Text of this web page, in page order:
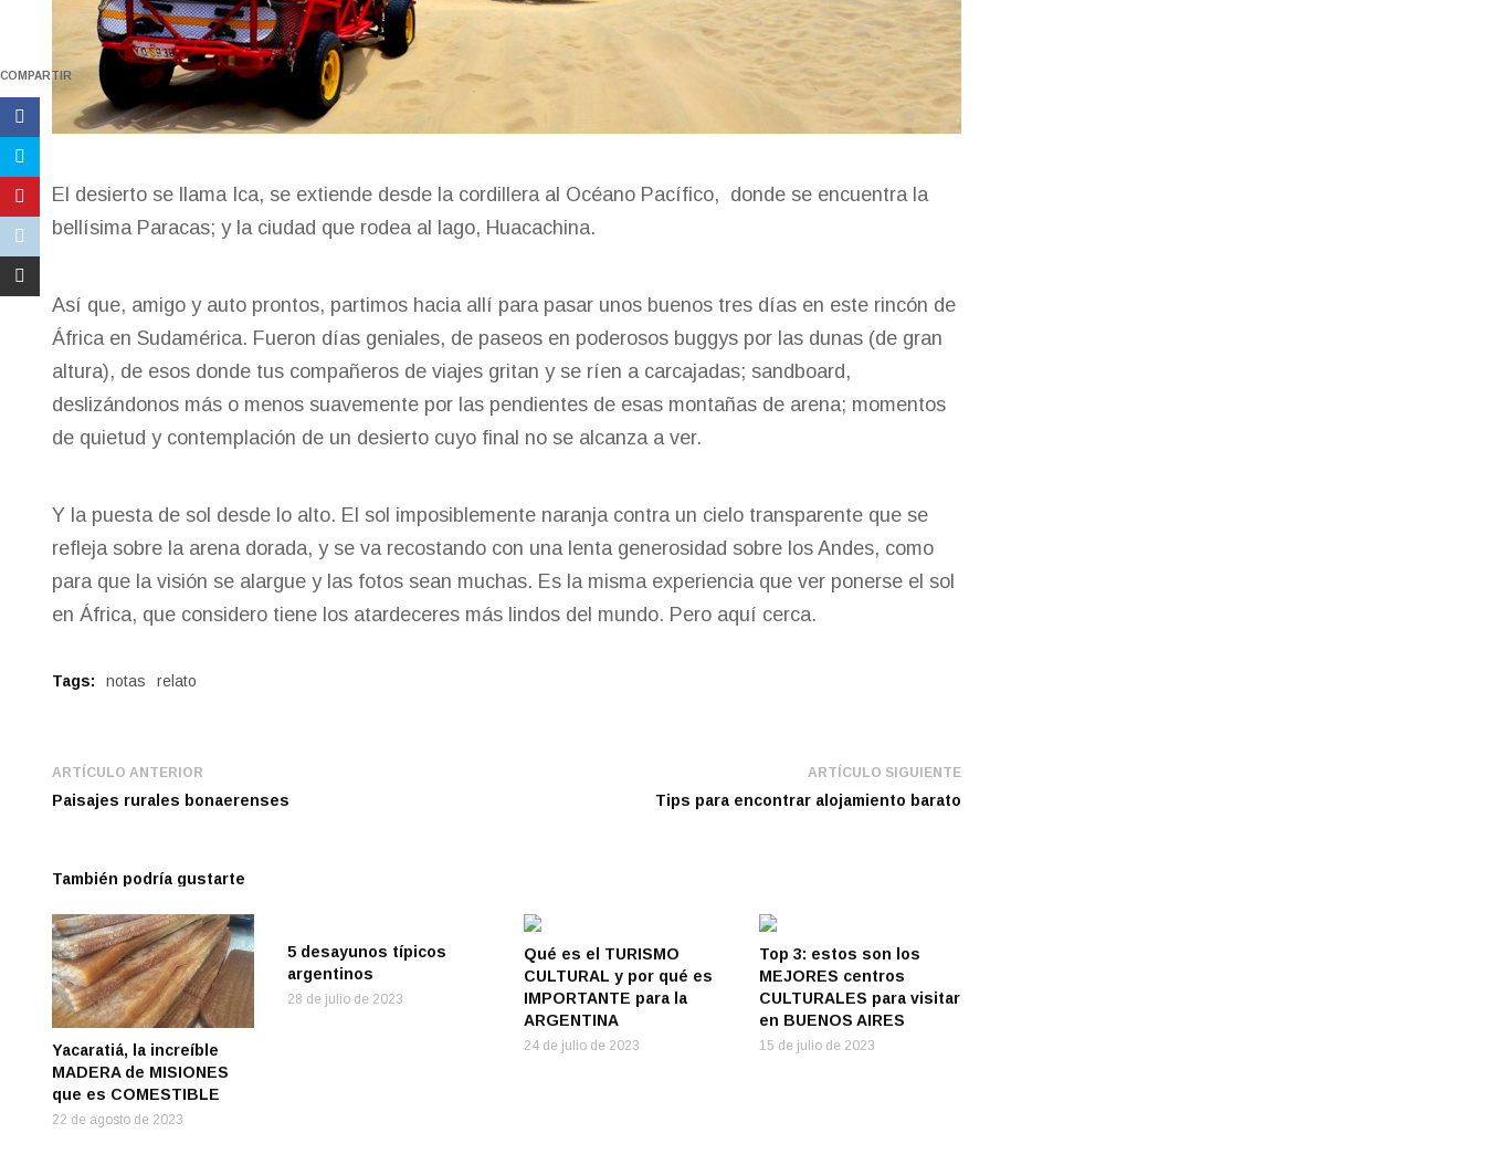
COMPARTIR
El desierto se llama Ica, se extiende desde la cordillera al Océano Pacífico, donde se encuentra la
bellísima Paracas; y la ciudad que rodea al lago, Huacachina.
Así que, amigo y auto prontos, partimos hacia allí para pasar unos buenos tres días en este rincón de
África en Sudamérica. Fueron días geniales, de paseos en poderosos buggys por las dunas (de gran
altura), de esos donde tus compañeros de viajes gritan y se ríen a carcajadas; sandboard,
deslizándonos más o menos suavemente por las pendientes de esas montañas de arena; momentos
de quietud y contemplación de un desierto cuyo final no se alcanza a ver.
Y la puesta de sol desde lo alto. El sol imposiblemente naranja contra un cielo transparente que se
refleja sobre la arena dorada, y se va recostando con una lenta generosidad sobre los Andes, como
para que la visión se alargue y las fotos sean muchas. Es la misma experiencia que ver ponerse el sol
en África, que considero tiene los atardeceres más lindos del mundo. Pero aquí cerca.
Tags: notas relato
ARTÍCULO ANTERIOR
Paisajes rurales bonaerenses
ARTÍCULO SIGUIENTE
Tips para encontrar alojamiento barato
También podría gustarte
Yacaratiá, la increíble
MADERA de MISIONES
que es COMESTIBLE
22 de agosto de 2023
5 desayunos típicos
argentinos
28 de julio de 2023
Qué es el TURISMO
CULTURAL y por qué es
IMPORTANTE para la
ARGENTINA
24 de julio de 2023
Top 3: estos son los
MEJORES centros
CULTURALES para visitar
en BUENOS AIRES
15 de julio de 2023